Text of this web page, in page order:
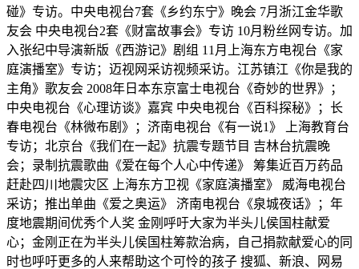
碰》专访。中央电视台7套《乡约东宁》晚会 7月浙江金华歌
友会 中央电视台2套《财富故事会》专访 10月粉丝网专访。加
入张纪中导演新版《西游记》剧组 11月上海东方电视台《家
庭演播室》专访；迈视网采访视频采访。江苏镇江《你是我的
主角》歌友会 2008年日本东京富士电视台《奇妙的世界》；
中央电视台《心理访谈》嘉宾 中央电视台《百科探秘》；长
春电视台《林微布剧》；济南电视台《有一说1》 上海教育台
专访；北京台《我们在一起》抗震专题节目 吉林台抗震晚
会；录制抗震歌曲《爱在每个人心中传递》 筹集近百万药品
赶赴四川地震灾区 上海东方卫视《家庭演播室》 威海电视台
采访；推出单曲《爱之奥运》 济南电视台《泉城夜话》；年
度地震期间优秀个人奖 金刚呼吁大家为半头儿侯国柱献爱
心；金刚正在为半头儿侯国柱筹款治病，自己捐款献爱心的同
时也呼吁更多的人来帮助这个可怜的孩子 搜狐、新浪、网易